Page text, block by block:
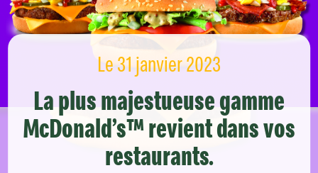
Le 31 janvier 2023
La plus majestueuse gamme
McDonald’s™ revient dans vos
restaurants.